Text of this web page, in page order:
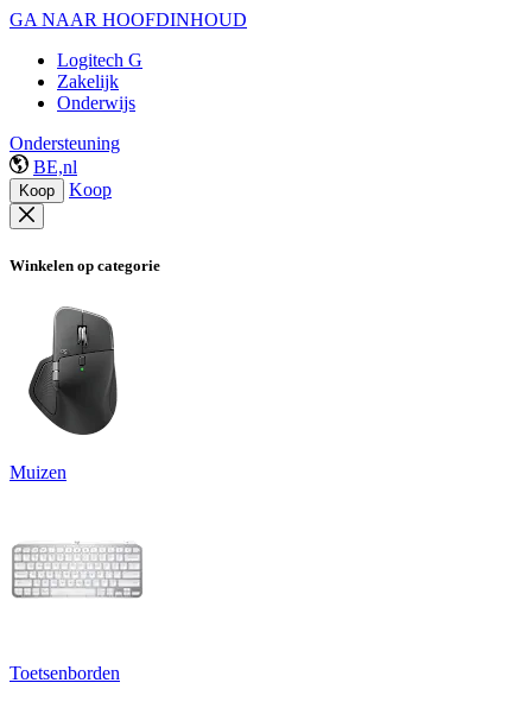
GA NAAR HOOFDINHOUD
Logitech G
Zakelijk
Onderwijs
Ondersteuning
BE,nl
Koop Koop
Winkelen op categorie
Muizen
Toetsenborden